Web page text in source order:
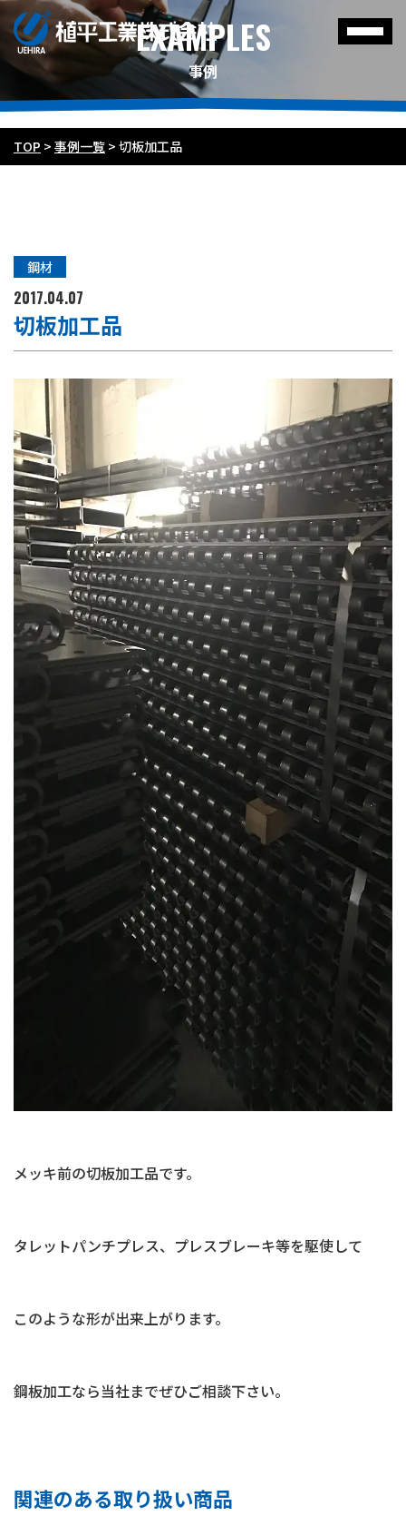
EXAMPLES
事例
TOP > 事例一覧 > 切板加工品
鋼材
2017.04.07
切板加工品
メッキ前の切板加工品です。
タレットパンチプレス、 プレスブレーキ等を駆使して
このような形が出来上がります。
鋼板加工なら当社までぜひご相談下さい。
関連のある取り扱い商品